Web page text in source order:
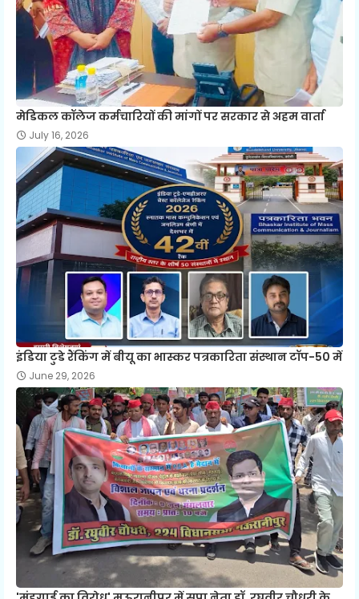
मेडिकल कॉलेज कर्मचारियों की मांगों पर सरकार से अहम वार्ता
July 16, 2026
इंडिया टुडे रैंकिंग में बीयू का भास्कर पत्रकारिता संस्थान टॉप-50 में
June 29, 2026